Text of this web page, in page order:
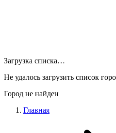
Загрузка списка…
Не удалось загрузить список
Город не найден
Главная